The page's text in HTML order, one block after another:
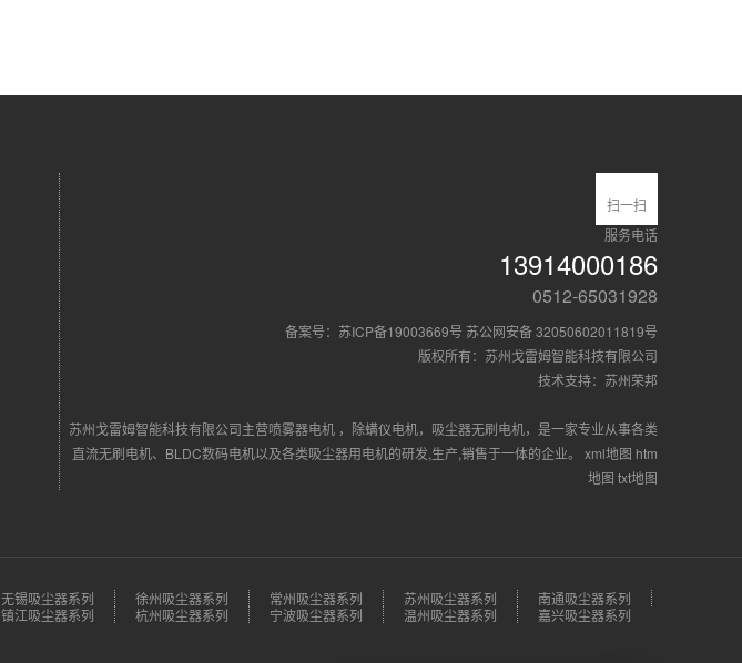
扫一扫
服务电话
13914000186
0512-65031928
备案号： 苏ICP备19003669号 苏公网安备 32050602011819号
版权所有：苏州戈雷姆智能科技有限公司
技术支持： 苏州荣邦
苏州戈雷姆智能科技有限公司主营喷雾器电机 ， 除螨仪电机， 吸尘器无刷电机，是一家专业从事各类
直流无刷电机、BLDC数码电机以及各类吸尘器用电机的研发,生产,销售于一体的企业。 xml地图 htm
地图 txt地图
无锡吸尘器系列 徐州吸尘器系列 常州吸尘器系列 苏州吸尘器系列
南通吸尘器系列
镇江吸尘器系列 杭州吸尘器系列 宁波吸尘器系列 温州吸尘器系列 嘉兴吸尘器系列